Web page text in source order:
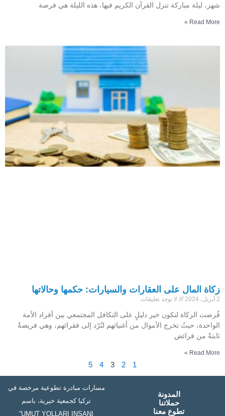
شهر، ليلة مباركة تنزل القرآن الكريم فيها، هذه الليلة هي فرصة
Read More »
زكاة المال على العقارات والسيارات: حكمها وحالاتها
2 أبريل، 2024 لا توجد تعليقات
فُرضت الزكاة لتكون خير دليلٍ على التكافل المجتمعي بين أفراد الأمة
الواحدة، حيثُ تخرج الأموال من أغنيائهم لتُرّد إلى فقرائهم، وهي فريضةٌ
ثابتةٌ من فرائض
Read More »
1
2
3
4
5
المدونة
حملاتنا
تطوع معنا
مسارات مبادرة تطوعية مرخصة في
تركيا كجمعية خيرية، باسم
“UMUT YOLLARI INSANI